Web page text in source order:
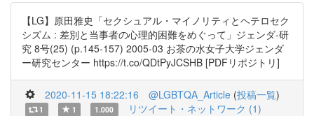
【LG】原田雅史「セクシュアル・マイノリティとヘテロセク
シズム : 差別と当事者の心理的困難をめぐって」ジェンダ-研
究 8号(25) (p.145-157) 2005-03 お茶の水女子大学ジェンダ
ー研究センター https://t.co/QDtPyJCSHB [PDFリポジトリ]
2020-11-15 18:22:16 @LGBTQA_Article (投稿一覧)
1 1 1.000 リツイート・ネットワーク (1)